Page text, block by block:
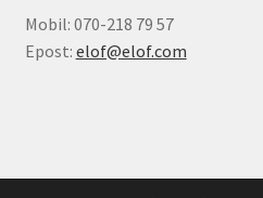
Mobil: 070-218 79 57
Epost: elof@elof.com